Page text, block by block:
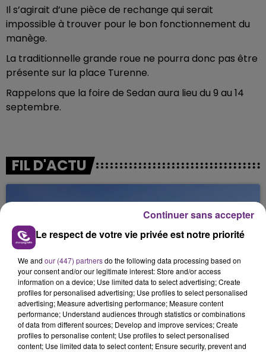
Il s’agirait d’une pièce de rechange qui serait
impossible à trouver pour le bon fonctionnement du
manège.
La traditionnelle grande roue ne pourra donc pas être
présente sur la place Turenne.
Rappelons que la foire de Sedan aura lieu du 9 au 14
septembre.
FIL D'ACTU
6 août 2026
SI TOUT LE MONDE FAIT ÇA, MOI L'ANNÉE
PROCHAINE JE VENDANGE EN...
La vendange en Champagne a débuté ce jeudi 6
août dans la commune de Montgueux (Aube). Du
Le respect de votre vie privée est notre priorité
We and our (447) partnersdo the following data processing based on
your consent and/or our legitimate interest: Store and/or access
information on a device; Use limited data to select advertising; Create
profiles for personalised advertising; Use profiles to select personalised
advertising; Measure advertising performance; Measure content
performance; Understand audiences through statistics or combinations
of data from different sources; Develop and improve services; Create
profiles to personalise content; Use profiles to select personalised
content; Use limited data to select content; Ensure security, prevent and
Continuer sans accepter